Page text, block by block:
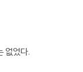
없었다.